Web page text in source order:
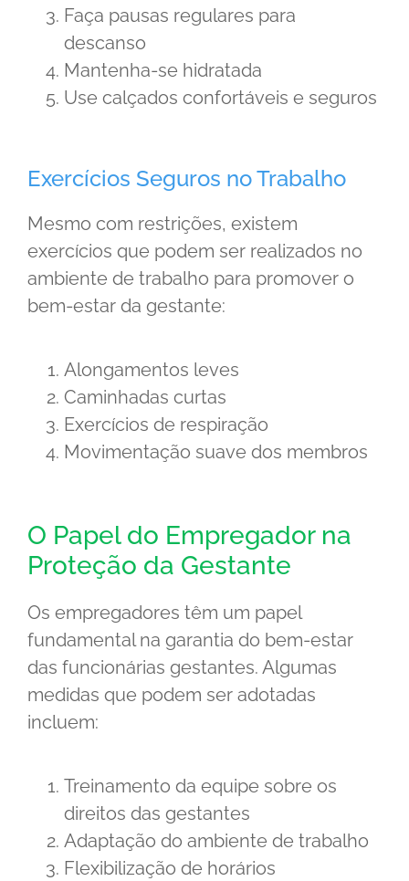
Faça pausas regulares para
descanso
Mantenha-se hidratada
Use calçados confortáveis e seguros
Exercícios Seguros no Trabalho
Mesmo com restrições, existem
exercícios que podem ser realizados no
ambiente de trabalho para promover o
bem-estar da gestante:
Alongamentos leves
Caminhadas curtas
Exercícios de respiração
Movimentação suave dos membros
O Papel do Empregador na
Proteção da Gestante
Os empregadores têm um papel
fundamental na garantia do bem-estar
das funcionárias gestantes. Algumas
medidas que podem ser adotadas
incluem:
Treinamento da equipe sobre os
direitos das gestantes
Adaptação do ambiente de trabalho
Flexibilização de horários